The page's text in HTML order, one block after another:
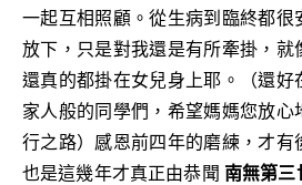
一起互相照顧。從生病到臨終都很
放下，只是對我還是有所牽掛，就
還真的都掛在女兒身上耶。（還好
家人般的同學們，希望媽媽您放心
行之路）感恩前四年的磨練，才有
也是這幾年才真正由恭聞 南無第三